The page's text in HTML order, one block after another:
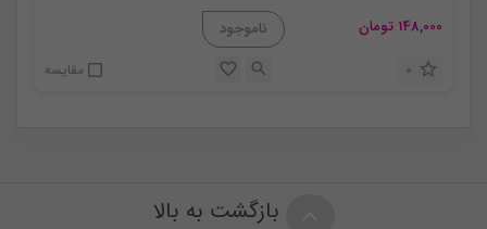
148,000 تومان
0
مقایسه
بازگشت به بالا